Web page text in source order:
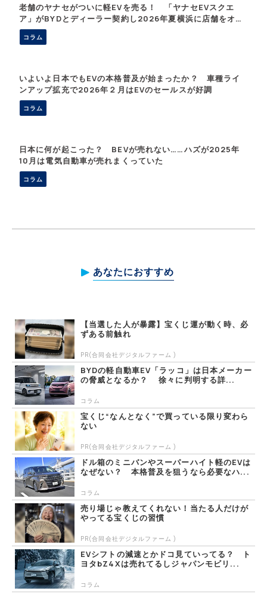
老舗のヤナセがついに軽EVを売る！ 「ヤナセEVスクエ
ア」がBYDとディーラー契約し2026年夏横浜に店舗をオー
プン
コラム
いよいよ日本でもEVの本格普及が始まったか？ 車種ライ
ンアップ拡充で2026年２月はEVのセールスが好調
コラム
日本に何が起こった？ BEVが売れない……ハズが2025年
10月は電気自動車が売れまくっていた
コラム
あなたにおすすめ
【当選した人が暴露】宝くじ運が動く時、必
ずある前触れ
PR(合同会社デジタルファーム )
BYDの軽自動車EV「ラッコ」は日本メーカー
の脅威となるか？ 徐々に判明する詳...
コラム
宝くじ“なんとなく”で買っている限り変わら
ない
PR(合同会社デジタルファーム )
ドル箱のミニバンやスーパーハイト軽のEVは
なぜない？ 本格普及を狙うなら必要なハ...
コラム
売り場じゃ教えてくれない！当たる人だけが
やってる宝くじの習慣
PR(合同会社デジタルファーム )
EVシフトの減速とかドコ見ていってる？ ト
ヨタbZ4Xは売れてるしジャパンモビリ...
コラム